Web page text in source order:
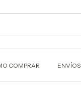
COMPRAR ENVÍOS